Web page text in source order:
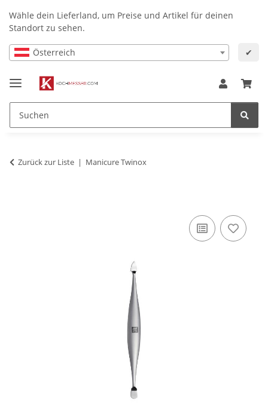
Wähle dein Lieferland, um Preise und Artikel für deinen
Standort zu sehen.
Österreich ✔
Zurück zur Liste Manicure Twinox